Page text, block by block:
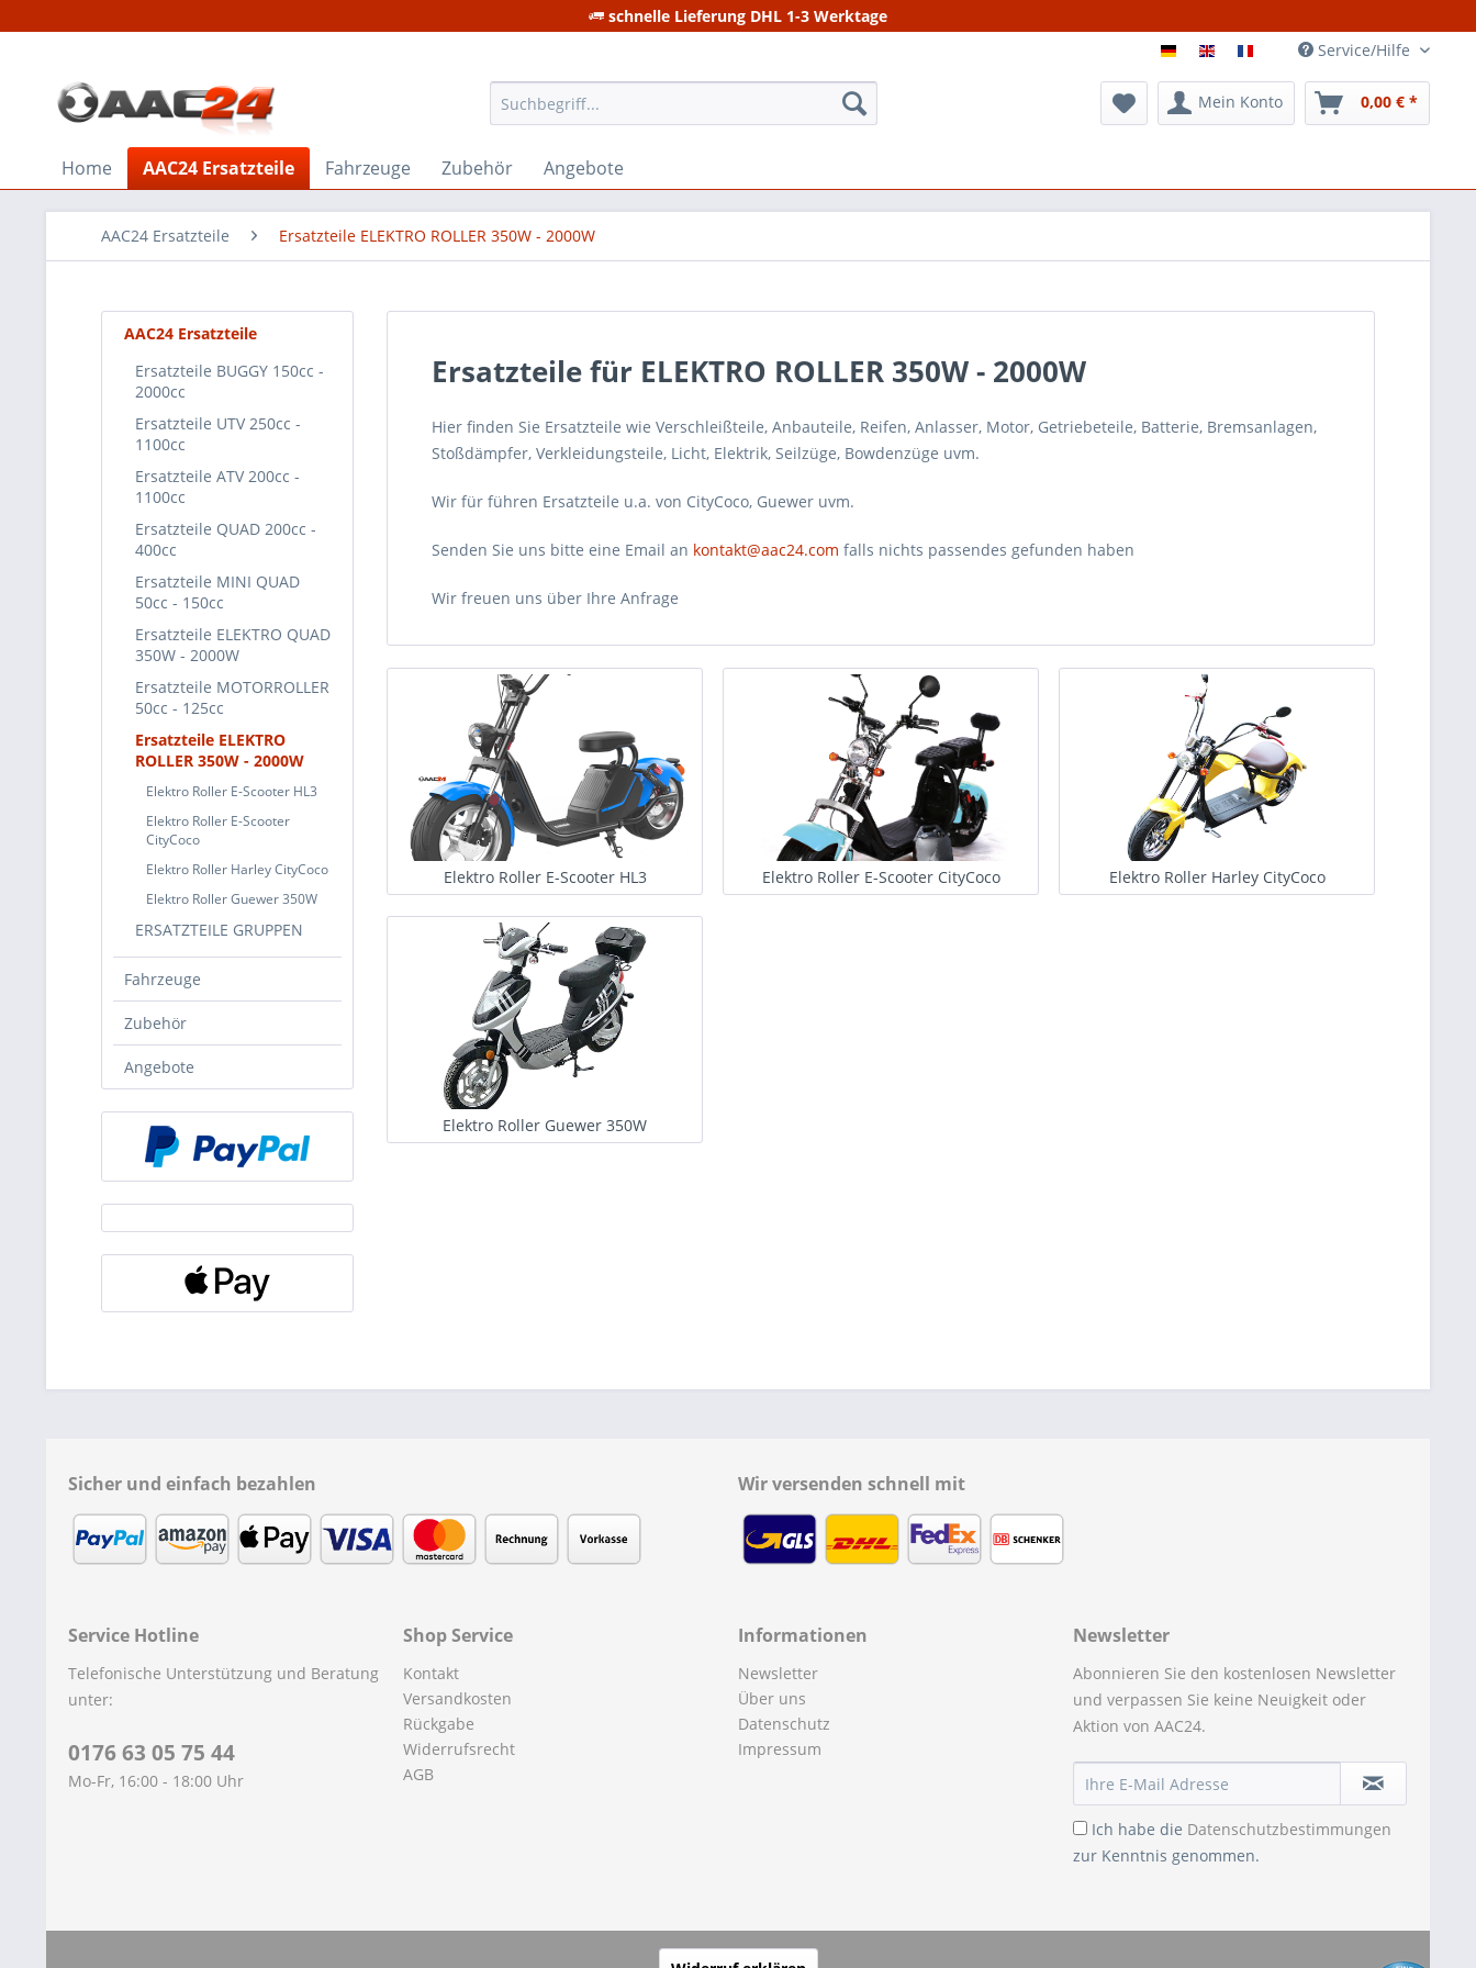
schnelle Lieferung DHL 1-3 Werktage
Service/Hilfe
Mein Konto 0,00 € *
Home AAC24 Ersatzteile Fahrzeuge Zubehör Angebote
AAC24 Ersatzteile Ersatzteile ELEKTRO ROLLER 350W - 2000W
AAC24 Ersatzteile
Ersatzteile BUGGY 150cc -
2000cc
Ersatzteile UTV 250cc -
1100cc
Ersatzteile ATV 200cc -
1100cc
Ersatzteile QUAD 200cc -
400cc
Ersatzteile MINI QUAD
50cc - 150cc
Ersatzteile ELEKTRO QUAD
350W - 2000W
Ersatzteile MOTORROLLER
50cc - 125cc
Ersatzteile ELEKTRO
ROLLER 350W - 2000W
Elektro Roller E-Scooter HL3
Elektro Roller E-Scooter
CityCoco
Elektro Roller Harley CityCoco
Elektro Roller Guewer 350W
ERSATZTEILE GRUPPEN
Fahrzeuge
Zubehör
Angebote
Ersatzteile für ELEKTRO ROLLER 350W - 2000W
Hier finden Sie Ersatzteile wie Verschleißteile, Anbauteile, Reifen, Anlasser, Motor, Getriebeteile, Batterie, Bremsanlagen,
Stoßdämpfer, Verkleidungsteile, Licht, Elektrik, Seilzüge, Bowdenzüge uvm.
Wir für führen Ersatzteile u.a. von CityCoco, Guewer uvm.
Senden Sie uns bitte eine Email an kontakt@aac24.com falls nichts passendes gefunden haben
Wir freuen uns über Ihre Anfrage
Elektro Roller E-Scooter HL3 Elektro Roller E-Scooter CityCoco Elektro Roller Harley CityCoco
Elektro Roller Guewer 350W
Sicher und einfach bezahlen Wir versenden schnell mit
Service Hotline
Telefonische Unterstützung und Beratung
unter:
0176 63 05 75 44
Mo-Fr, 16:00 - 18:00 Uhr
Shop Service
Kontakt
Versandkosten
Rückgabe
Widerrufsrecht
AGB
Informationen
Newsletter
Über uns
Datenschutz
Impressum
Newsletter
Abonnieren Sie den kostenlosen Newsletter
und verpassen Sie keine Neuigkeit oder
Aktion von AAC24.
Ich habe die Datenschutzbestimmungen
zur Kenntnis genommen.